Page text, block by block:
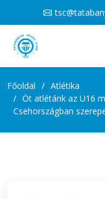
Főoldal
Atlétika
Öt atlétánk az U16
Csehországban